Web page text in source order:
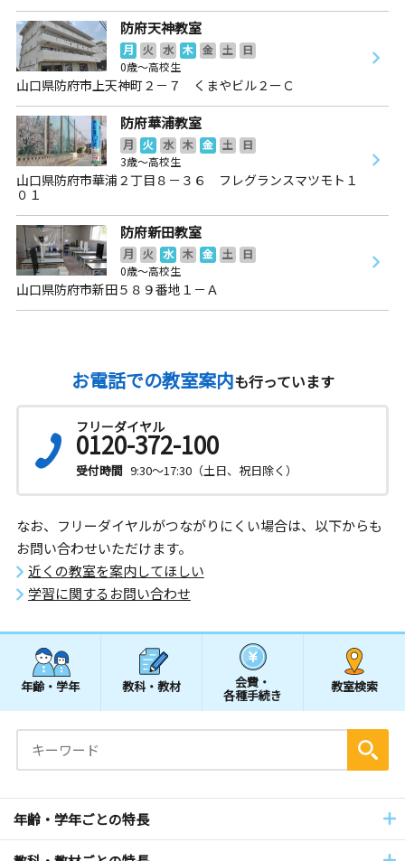
防府天神教室
月 火 水 木 金 土
日
0歳～高校生
山口県防府市上天神町２－７ くまやビル２ーＣ
防府華浦教室
月 火 水 木 金 土
日
3歳～高校生
山口県防府市華浦２丁目８－３６ フレグランスマツモト１
０１
防府新田教室
月 火 水 木 金 土
日
0歳～高校生
山口県防府市新田５８９番地１－Ａ
お電話での教室案内も行っています
フリーダイヤル
0120-372-100
受付時間 9:30～17:30（土日、祝日除く）
なお、フリーダイヤルがつながりにくい場合は、以下からも
お問い合わせいただけます。
近くの教室を案内してほしい
学習に関するお問い合わせ
年齢・学年 教科・教材 会費・
各種手続き
教室検索
年齢・学年ごとの特長